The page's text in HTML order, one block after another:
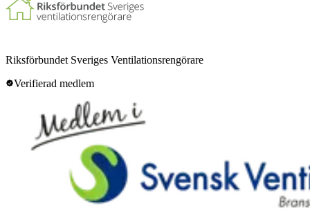
Riksförbundet Sveriges Ventilationsrengörare
Verifierad medlem